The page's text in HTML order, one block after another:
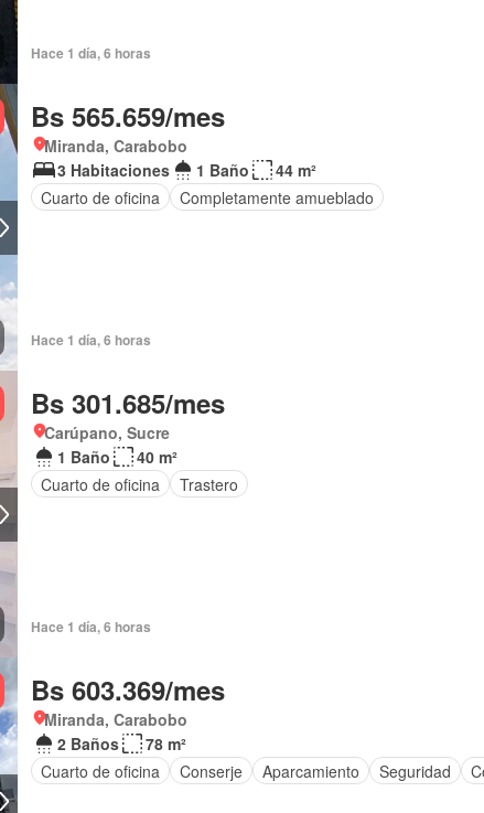
Hace 1 día, 6 horas
Bs 565.659/mes
Miranda, Carabobo
3 Habitaciones
1 Baño
44 m²
Cuarto de oficina
Completamente amueblado
Hace 1 día, 6 horas
Bs 301.685/mes
Carúpano, Sucre
1 Baño
40 m²
Cuarto de oficina
Trastero
Hace 1 día, 6 horas
Bs 603.369/mes
Miranda, Carabobo
2 Baños
78 m²
Cuarto de oficina
Conserje Aparcamiento Seguridad